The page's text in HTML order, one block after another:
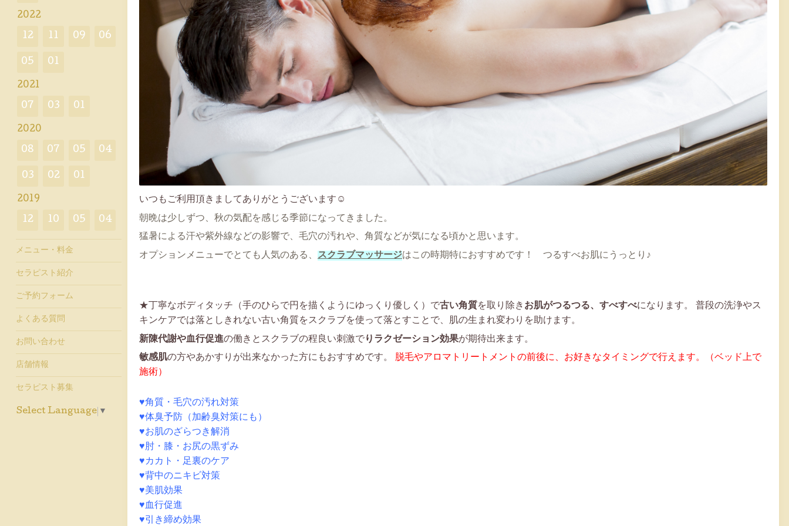
いつもご利用頂きましてありがとうございます☺
朝晩は少しずつ、秋の気配を感じる季節になってきました。
猛暑による汗や紫外線などの影響で、毛穴の汚れや、角質などが気になる頃かと思います。
オプションメニューでとても人気のある、 スクラブマッサージはこの時期特におすすめです！ つるすべお肌にうっとり♪
★丁寧なボディタッチ（手のひらで円を描くようにゆっくり優しく）で古い角質を取り除き お肌がつるつる、すべすべになります。
普段の洗浄やス
キンケアでは落としきれない古い角質をスクラブを使って落とすことで、肌の生まれ変わりを助けます。
新陳代謝や血行促進の働きとスクラブの程良い刺激でりラクゼーション効果が期待出来ます。
敏感肌の方やあかすりが出来なかった方にもおすすめです。
脱毛やアロマトリートメントの前後に、お好きなタイミングで行えます。（ベッド上で
施術）
♥角質・毛穴の汚れ対策
♥体臭予防（加齢臭対策にも）
♥お肌のざらつき解消
♥肘・膝・お尻の黒ずみ
♥カカト・足裏のケア
♥背中のニキビ対策
♥美肌効果
♥血行促進
♥引き締め効果
2022
12 11 09 06
05 01
2021
07 03 01
2020
08 07 05 04
03 02 01
2019
12 10 05 04
メニュー・料金
セラピスト紹介
ご予約フォーム
よくある質問
お問い合わせ
店舗情報
セラピスト募集
Select Language ▼